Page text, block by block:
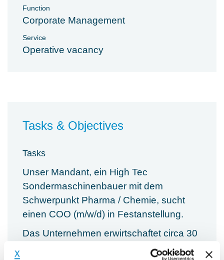
Function
Corporate Management
Service
Operative vacancy
Tasks & Objectives
Tasks
Unser Mandant, ein High Tec
Sondermaschinenbauer mit dem
Schwerpunkt Pharma / Chemie, sucht
einen COO (m/w/d) in Festanstellung.
Das Unternehmen erwirtschaftet circa 30
Mio. € Umsatz und exportiert einen